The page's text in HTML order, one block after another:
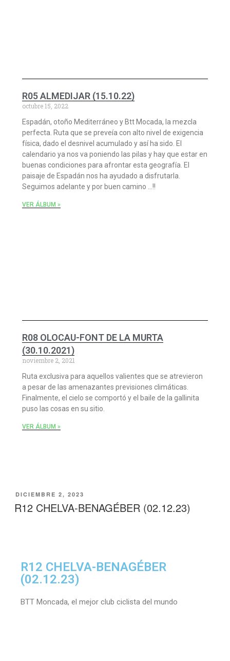
R05 ALMEDIJAR (15.10.22)
octubre 15, 2022
Espadán, otoño Mediterráneo y Btt Mocada, la mezcla
perfecta. Ruta que se preveía con alto nivel de exigencia
física, dado el desnivel acumulado y así ha sido. El
calendario ya nos va poniendo las pilas y hay que estar en
buenas condiciones para afrontar esta geografía. El
paisaje de Espadán nos ha ayudado a disfrutarla.
Seguimos adelante y por buen camino …!!
VER ÁLBUM »
R08 OLOCAU-FONT DE LA MURTA
(30.10.2021)
noviembre 2, 2021
Ruta exclusiva para aquellos valientes que se atrevieron
a pesar de las amenazantes previsiones climáticas.
Finalmente, el cielo se comportó y el baile de la gallinita
puso las cosas en su sitio.
VER ÁLBUM »
DICIEMBRE 2, 2023
R12 CHELVA-BENAGÉBER (02.12.23)
R12 CHELVA-BENAGÉBER
(02.12.23)
BTT Moncada, el mejor club ciclista del mundo